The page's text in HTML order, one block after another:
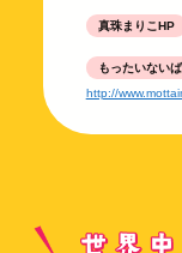
真珠まりこHP
もったいない
http://